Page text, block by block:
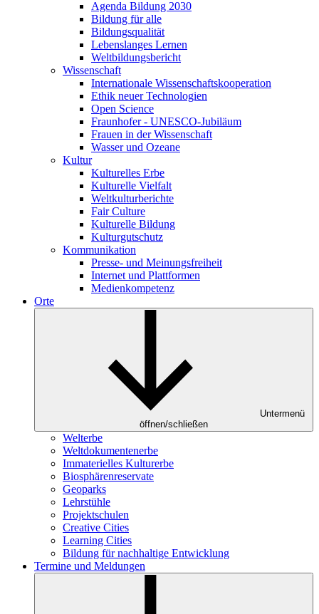
Agenda Bildung 2030
Bildung für alle
Bildungsqualität
Lebenslanges Lernen
Weltbildungsbericht
Wissenschaft
Internationale Wissenschaftskooperation
Ethik neuer Technologien
Open Science
Fraunhofer - UNESCO-Jubiläum
Frauen in der Wissenschaft
Wasser und Ozeane
Kultur
Kulturelles Erbe
Kulturelle Vielfalt
Weltkulturberichte
Fair Culture
Kulturelle Bildung
Kulturgutschutz
Kommunikation
Presse- und Meinungsfreiheit
Internet und Plattformen
Medienkompetenz
Orte
Untermenü
öffnen/schließen
Welterbe
Weltdokumentenerbe
Immaterielles Kulturerbe
Biosphärenreservate
Geoparks
Lehrstühle
Projektschulen
Creative Cities
Learning Cities
Bildung für nachhaltige Entwicklung
Termine und Meldungen